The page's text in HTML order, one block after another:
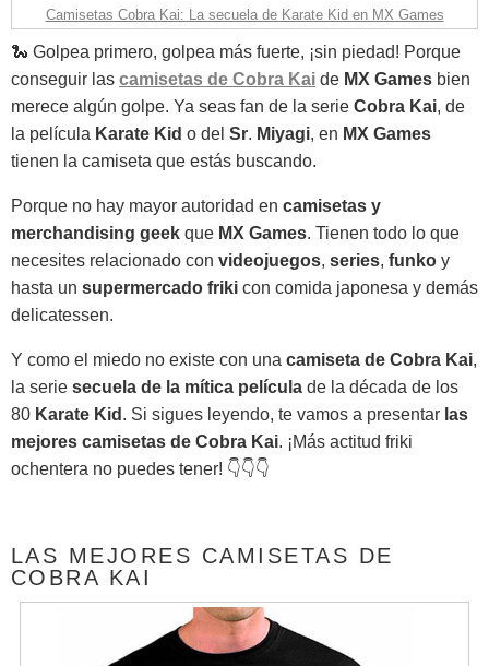
Camisetas Cobra Kai: La secuela de Karate Kid en MX Games
🐍 Golpea primero, golpea más fuerte, ¡sin piedad! Porque
conseguir las camisetas de Cobra Kai de MX Games bien
merece algún golpe. Ya seas fan de la serie Cobra Kai, de
la película Karate Kid o del Sr. Miyagi, en MX Games
tienen la camiseta que estás buscando.
Porque no hay mayor autoridad en camisetas y
merchandising geek que MX Games. Tienen todo lo que
necesites relacionado con videojuegos, series, funko y
hasta un supermercado friki con comida japonesa y demás
delicatessen.
Y como el miedo no existe con una camiseta de Cobra Kai,
la serie secuela de la mítica película de la década de los
80 Karate Kid . Si sigues leyendo, te vamos a presentar las
mejores camisetas de Cobra Kai. ¡Más actitud friki
ochentera no puedes tener! 👇👇👇
LAS MEJORES CAMISETAS DE
COBRA KAI